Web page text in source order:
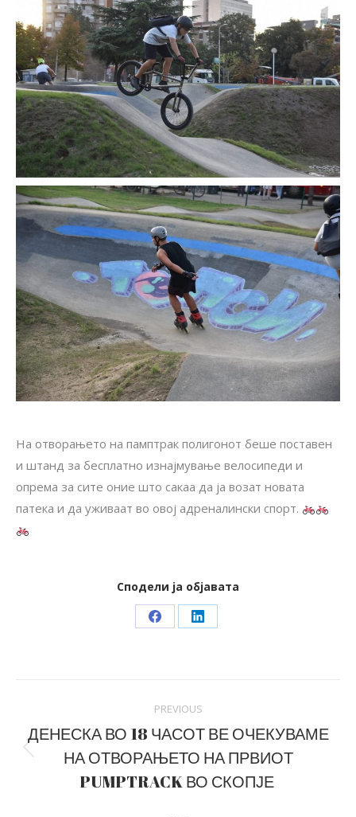
На отворањето на памптрак полигонот беше поставен
и штанд за бесплатно изнајмување велосипеди и
опрема за сите оние што сакаа да ја возат новата
патека и да уживаат во овој адреналински спорт.
Сподели ја објавата
Share Share
navigation
PREVIOUS
Previous
post:
ДЕНЕСКА ВО 18 ЧАСОТ ВЕ ОЧЕКУВАМЕ
НА ОТВОРАЊЕТО НА ПРВИОТ
PUMPTRACK ВО СКОПЈЕ